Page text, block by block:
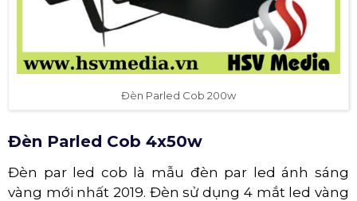
Đèn Parled Cob 200w
Đèn Parled Cob 4x50w
Đèn par led cob là mẫu đèn par led ánh sáng
vàng mới nhất 2019. Đèn sử dụng 4 mắt led vàng